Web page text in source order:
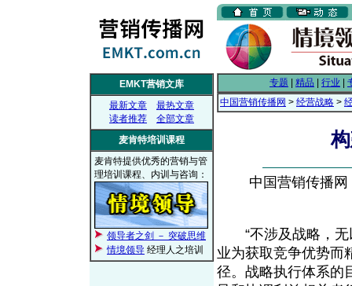
EMKT营销文库
最新文章
最热文章
读者推荐
全部文章
麦肯特培训课程
麦肯特提供优秀的营销与管
理培训课程、内训与咨询：
领导者之剑 － 突破思维
情境领导 经理人之培训
专题 精品 行业
中国营销传播网 > 经营战略 >
中国营销传播
“不涉及战略，无
业为获取竞争优势而
径。战略执行体系的